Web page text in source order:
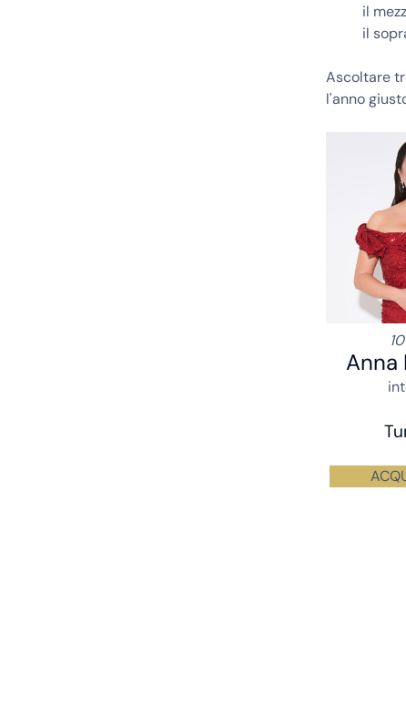
il
il
Ascoltare
l'anno
Anna